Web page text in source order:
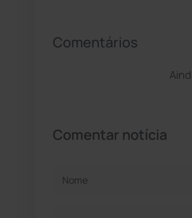
Comentários
Comentar notícia